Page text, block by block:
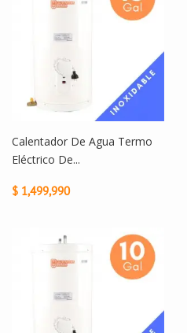
Calentador De Agua Termo
Eléctrico De...
$ 1,499,990